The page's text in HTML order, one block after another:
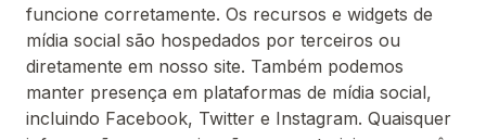
funcione corretamente. Os recursos e widgets de
mídia social são hospedados por terceiros ou
diretamente em nosso site. Também podemos
manter presença em plataformas de mídia social,
incluindo Facebook, Twitter e Instagram. Quaisquer